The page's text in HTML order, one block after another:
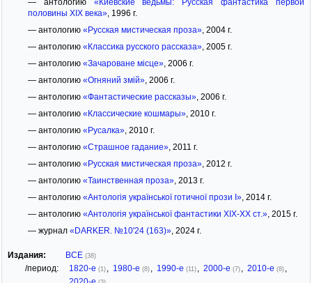
половины XIX века», 1996 г.
— антологию «Русская мистическая проза», 2004 г.
— антологию «Классика русского рассказа», 2005 г.
— антологию «Зачароване місце», 2006 г.
— антологию «Огняний змій», 2006 г.
— антологию «Фантастические рассказы», 2006 г.
— антологию «Классические кошмары», 2010 г.
— антологию «Русалка», 2010 г.
— антологию «Страшное гадание», 2011 г.
— антологию «Русская мистическая проза», 2012 г.
— антологию «Таинственная проза», 2013 г.
— антологию «Антологія української готичної прози I», 2014 г.
— антологию «Антологія української фантастики XIX-XX ст.», 2015 г.
— журнал «DARKER. №10'24 (163)», 2024 г.
Издания: ВСЕ (38)
/период: 1820-е (1) 1980-е (8) 1990-е (11) 2000-е (7) 2010-е (8)